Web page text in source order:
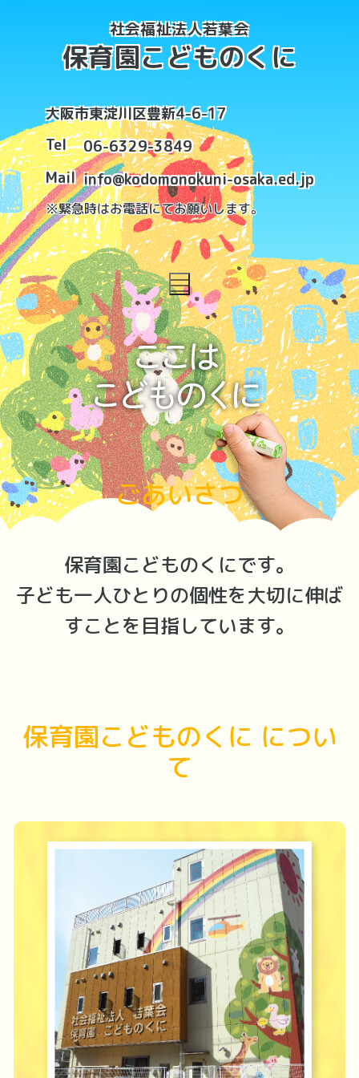
ス
キ
ッ
プ
社会福祉法人若葉会
保育園こどものくに
大阪市東淀川区豊新4-6-17
Tel
06-6329-3849
Mail info@kodomonokuni-osaka.ed.jp
※緊急時はお電話にてお願いします。
検
索:
トップページ
園の紹介
園舎の紹介
園の1日
年間行事
特別保育
地図アクセス
お知らせ
園の情報
求人情報
ごあいさつ
保育園こどものくにです。
子ども一人ひとりの個性を大切に伸ば
すことを目指しています。
保育園こどものくに につい
て